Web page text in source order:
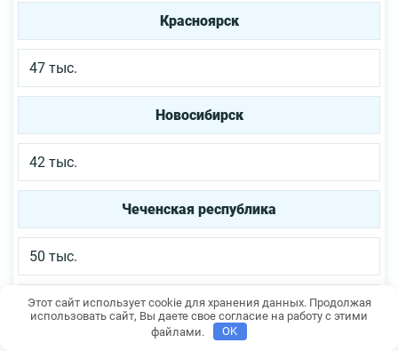
Красноярск
47 тыс.
Новосибирск
42 тыс.
Чеченская республика
50 тыс.
Ставрополье
Этот сайт использует cookie для хранения данных. Продолжая
использовать сайт, Вы даете свое согласие на работу с этими
файлами.
OK